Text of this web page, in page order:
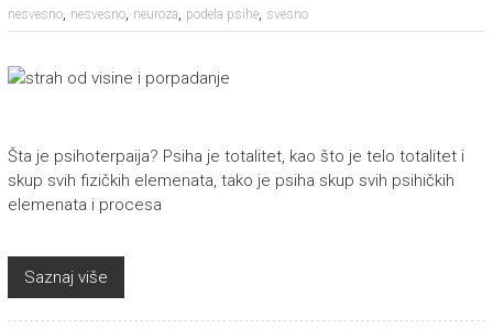
nesvesno, nesvesno, neuroza, podela psihe, svesno
Šta je psihoterpaija? Psiha je totalitet, kao što je telo totalitet i
skup svih fizičkih elemenata, tako je psiha skup svih psihičkih
elemenata i procesa
Saznaj više